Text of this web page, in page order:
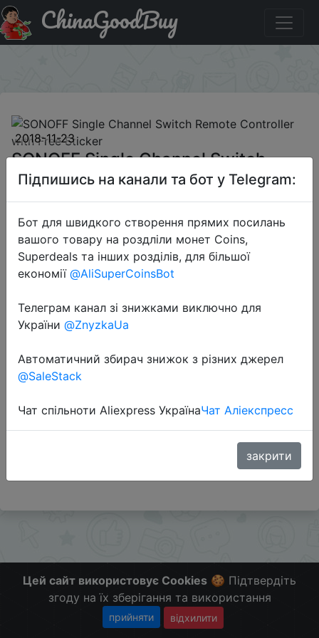
Код на знижку `HQLOO` SONOFF Single Channel Switch
Remote Controller with Free Sticker
ChinaGoodBuy
2018-11-23
SONOFF Single Channel Switch
Remote Controller with Free Sticker
$2.2
Перейти до магазину
Додаткова інформація відсутня.
Слідкуйте за знижками на мобільному, в телеграм
Цей сайт використовує Cookies 🍪 Підтвердіть
згоду на їх зберігання та використання
прийняти відхилити
Підпишись на канали та бот у Telegram:
Бот для швидкого створення прямих посилань
вашого товару на роздліли монет Coins,
Superdeals та інших розділів, для більшої
економії @AliSuperCoinsBot
Телеграм канал зі знижками виключно для
України @ZnyzkaUa
Автоматичний збирач знижок з різних джерел
@SaleStack
Чат спільноти Aliexpress УкраїнаЧат Аліекспресс
закрити